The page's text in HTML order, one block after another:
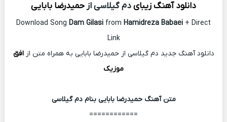
دانلود آهنگ زیبایدم گیلاسی ازحمیدرضا بابایی
Download Song Dam Gilasi from Hamidreza Babaei + Direct
Link
دانلود آهنگ جدید دم گیلاسی از حمیدرضا بابایی به همراه متن ازافق
موزیک
متن آهنگ حمیدرضا بابایی بنام دم گیلاسی
============